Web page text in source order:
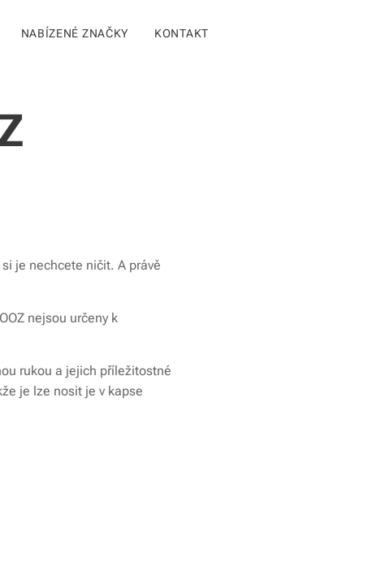
NABÍZENÉ ZNAČKY KONTAKT
je nechcete ničit. A právě
nejsou určeny k
rukou a jejich příležitostné
je lze nosit je v kapse